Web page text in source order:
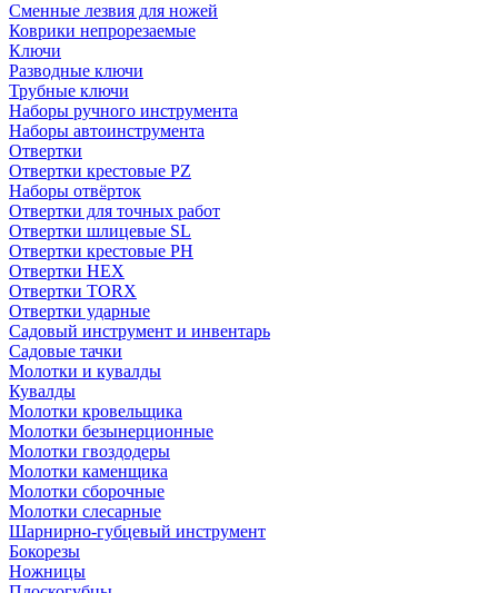
Сменные лезвия для ножей
Коврики непрорезаемые
Ключи
Разводные ключи
Трубные ключи
Наборы ручного инструмента
Наборы автоинструмента
Отвертки
Отвертки крестовые PZ
Наборы отвёрток
Отвертки для точных работ
Отвертки шлицевые SL
Отвертки крестовые PH
Отвертки HEX
Отвертки TORX
Отвертки ударные
Садовый инструмент и инвентарь
Садовые тачки
Молотки и кувалды
Кувалды
Молотки кровельщика
Молотки безынерционные
Молотки гвоздодеры
Молотки каменщика
Молотки сборочные
Молотки слесарные
Шарнирно-губцевый инструмент
Бокорезы
Ножницы